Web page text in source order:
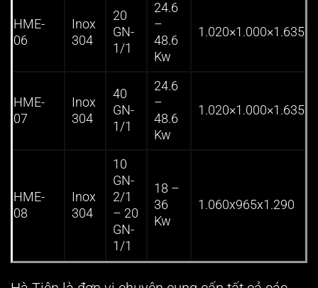
HME-
06
Inox
304
20
GN-
1/1
24.6
–
48.6
Kw
1.020×1.000×1.635
HME-
07
Inox
304
40
GN-
1/1
24.6
–
48.6
Kw
1.020×1.000×1.635
HME-
08
Inox
304
10
GN-
2/1
– 20
GN-
1/1
18 –
36
Kw
1.060x965x1.290